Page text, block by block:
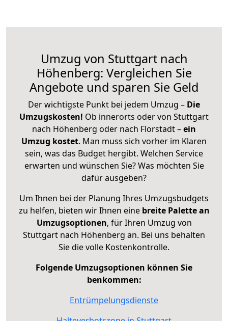
Umzug von Stuttgart nach
Höhenberg: Vergleichen Sie
Angebote und sparen Sie Geld
Der wichtigste Punkt bei jedem Umzug – Die
Umzugskosten! Ob innerorts oder von Stuttgart
nach Höhenberg oder nach Florstadt –ein
Umzug kostet. Man muss sich vorher im Klaren
sein, was das Budget hergibt. Welchen Service
erwarten und wünschen Sie? Was möchten Sie
dafür ausgeben?
Um Ihnen bei der Planung Ihres Umzugsbudgets
zu helfen, bieten wir Ihnen eine breite Palette an
Umzugsoptionen, für Ihren Umzug von
Stuttgart nach Höhenberg an. Bei uns behalten
Sie die volle Kostenkontrolle.
Folgende Umzugsoptionen können Sie
benkommen:
Entrümpelungsdienste